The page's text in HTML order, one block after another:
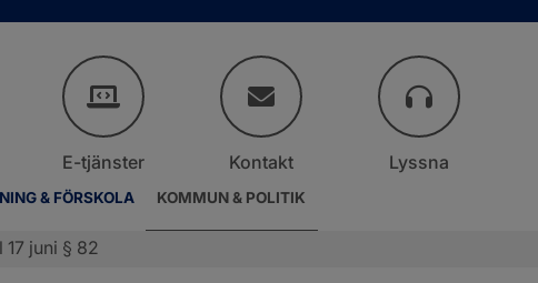
& FÖRSKOLA KOMMUN & POLITIK
E-tjänster Kontakt Lyssna
juni § 82